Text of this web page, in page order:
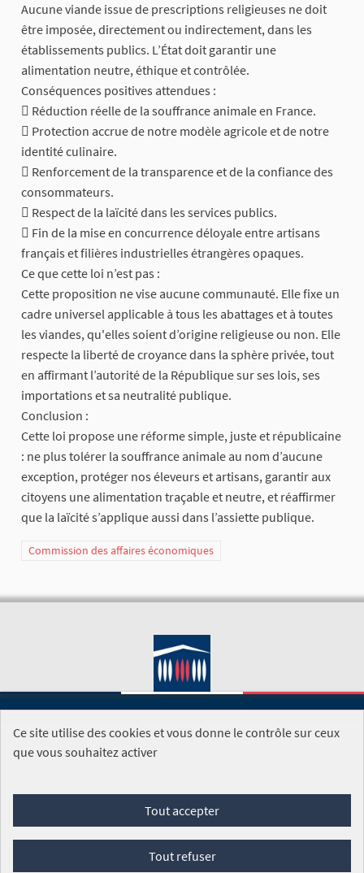
Aucune viande issue de prescriptions religieuses ne doit
être imposée, directement ou indirectement, dans les
établissements publics. L’État doit garantir une
alimentation neutre, éthique et contrôlée.
Conséquences positives attendues :
 Réduction réelle de la souffrance animale en France.
 Protection accrue de notre modèle agricole et de notre
identité culinaire.
 Renforcement de la transparence et de la confiance des
consommateurs.
 Respect de la laïcité dans les services publics.
 Fin de la mise en concurrence déloyale entre artisans
français et filières industrielles étrangères opaques.
Ce que cette loi n’est pas :
Cette proposition ne vise aucune communauté. Elle fixe un
cadre universel applicable à tous les abattages et à toutes
les viandes, qu'elles soient d’origine religieuse ou non. Elle
respecte la liberté de croyance dans la sphère privée, tout
en affirmant l’autorité de la République sur ses lois, ses
importations et sa neutralité publique.
Conclusion :
Cette loi propose une réforme simple, juste et républicaine
: ne plus tolérer la souffrance animale au nom d’aucune
exception, protéger nos éleveurs et artisans, garantir aux
citoyens une alimentation traçable et neutre, et réaffirmer
que la laïcité s’applique aussi dans l’assiette publique.
Commission des affaires économiques
SITE DE L'ASSEMBLÉE NATIONALE
Foire aux questions
Conditions générales d'utilisation (CGU)
Mentions légales
Cookies
Ce site utilise des cookies et vous donne le contrôle sur ceux
que vous souhaitez activer
Tout accepter
Tout refuser